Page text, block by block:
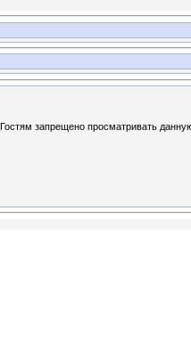
Гостям запрещено просматривать